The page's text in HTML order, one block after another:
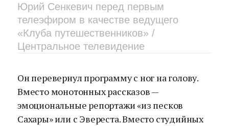
Юрий Сенкевич перед первым
телеэфиром в качестве ведущего
«Клуба путешественников» /
Центральное телевидение
Он перевернул программу с ног на голову.
Вместо монотонных рассказов —
эмоциональные репортажи «из песков
Сахары» или с Эвереста. Вместо студийных